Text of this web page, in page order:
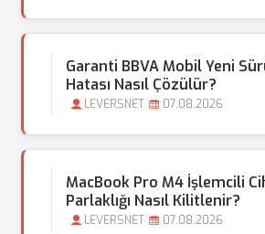
Garanti BBVA Mobil Yeni
Hatası Nasıl Çözülür?
LEVERSNET 07.08.2026
MacBook Pro M4 İşlemcili
Parlaklığı Nasıl Kilitlenir?
LEVERSNET 07.08.2026